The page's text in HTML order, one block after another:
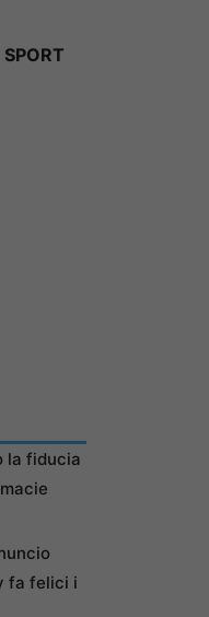
SPORT
la fiducia
fa felici i